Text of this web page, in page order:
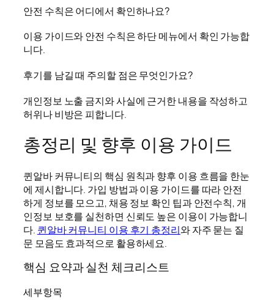
안전 수칙은 어디에서 확인하나요?
이용 가이드와 안전 수칙은 하단 메뉴에서 확인 가능합
니다.
후기를 남길 때 주의할 점은 무엇인가요?
개인정보 노출 금지와 사실에 근거한 내용을 작성하고
허위나 비방은 피합니다.
총정리 및 향후 이용 가이드
퀸알바 커뮤니티의 핵심 원칙과 향후 이용 흐름을 한눈
에 제시합니다. 가입 방법과 이용 가이드를 따라 안전
하게 정보를 모으고, 채용 정보 확인 팁과 안전수칙, 개
인정보 보호를 실천하면 신뢰도 높은 이용이 가능합니
다. 퀸알바 커뮤니티 이용 후기 총정리와 자주 묻는 질
문 모음도 효과적으로 활용하세요.
핵심 요약과 실천 체크리스트
세부항목